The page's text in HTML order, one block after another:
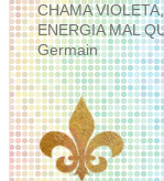
CHAMA
ENERGIA MAL
Germain